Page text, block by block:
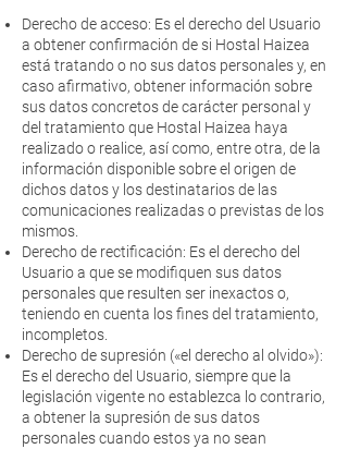
Derecho de acceso: Es el derecho del Usuario
a obtener confirmación de si Hostal Haizea
está tratando o no sus datos personales y, en
caso afirmativo, obtener información sobre
sus datos concretos de carácter personal y
del tratamiento que Hostal Haizea haya
realizado o realice, así como, entre otra, de la
información disponible sobre el origen de
dichos datos y los destinatarios de las
comunicaciones realizadas o previstas de los
mismos.
Derecho de rectificación: Es el derecho del
Usuario a que se modifiquen sus datos
personales que resulten ser inexactos o,
teniendo en cuenta los fines del tratamiento,
incompletos.
Derecho de supresión («el derecho al olvido»):
Es el derecho del Usuario, siempre que la
legislación vigente no establezca lo contrario,
a obtener la supresión de sus datos
personales cuando estos ya no sean